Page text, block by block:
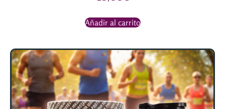
Añadir al carrito